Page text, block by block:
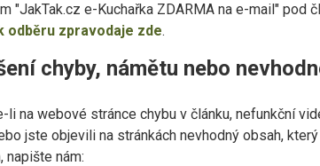
"JakTak.cz e-Kuchařka ZDARMA na e-mail" pod
odběru zpravodaje zde.
chyby, námětu nebo
li na webové stránce chybu v článku, nefunkční
jste objevili na stránkách nevhodný obsah,
napište nám: